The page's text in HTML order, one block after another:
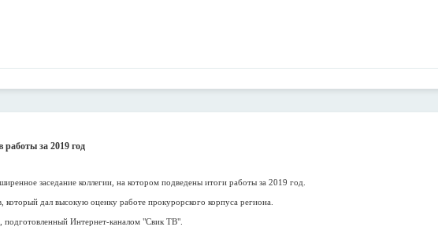
за 2019 год
заседание коллегии, на котором подведены итоги работы за 2019 год.
дал высокую оценку работе прокурорского корпуса региона.
Интернет-каналом "Свик ТВ".